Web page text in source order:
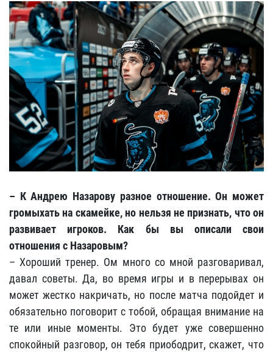
– К Андрею Назарову разное отношение. Он может
громыхать на скамейке, но нельзя не признать, что он
развивает игроков. Как бы вы описали свои
отношения с Назаровым?
– Хороший тренер. Ом много со мной разговаривал,
давал советы. Да, во время игры и в перерывах он
может жестко накричать, но после матча подойдет и
обязательно поговорит с тобой, обращая внимание на
те или иные моменты. Это будет уже совершенно
спокойный разговор, он тебя приободрит, скажет, что